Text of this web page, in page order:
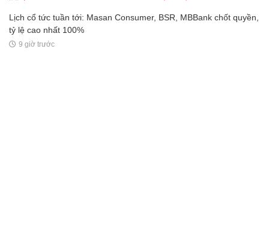
Lịch cổ tức tuần tới: Masan Consumer, BSR, MBBank chốt quyền,
tỷ lệ cao nhất 100%
9 giờ trước